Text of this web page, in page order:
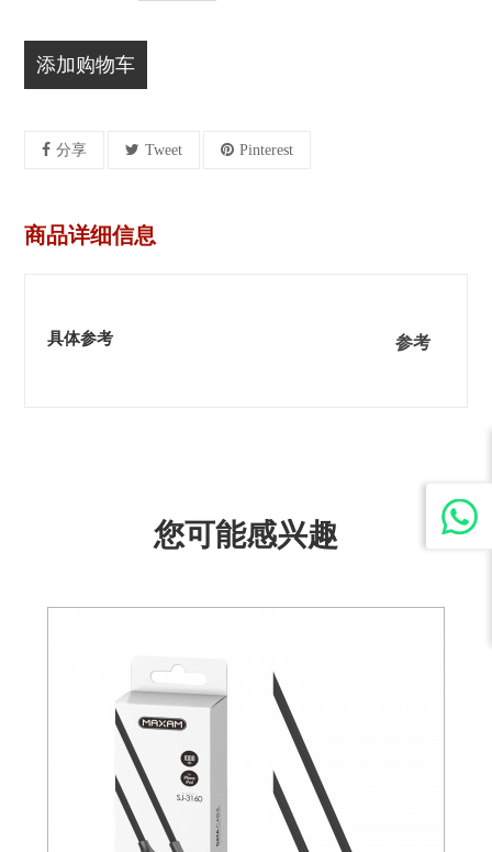
添加购物车
分享 Tweet Pinterest
商品详细信息
参考
具体参考
您可能感兴趣